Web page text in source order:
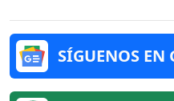
SÍGUENOS EN